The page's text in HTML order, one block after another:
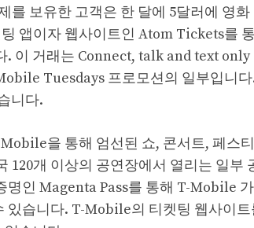
보유한 고객은 한 달에 5달러에 영
앱이자 웹사이트인 Atom Tickets를
이 거래는 Connect, talk and text only
Tuesdays 프로모션의 일부입니
니다.
을 통해 엄선된 쇼, 콘서트, 페스
개 이상의 공연장에서 열리는 일부
인 Magenta Pass를 통해 T-Mobile
습니다. T-Mobile의 티켓팅 웹사이